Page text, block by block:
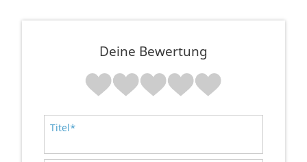
Deine Bewertung
Titel*